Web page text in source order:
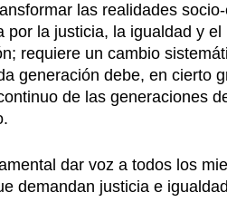
las realidades
la justicia, la igualdad y el
requiere un cambio
generación debe, en cierto
de las generaciones
dar voz a todos los
demandan justicia e